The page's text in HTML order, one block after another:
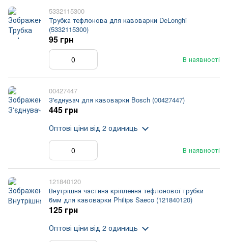
5332115300
Трубка тефлонова для кавоварки DeLonghi
(5332115300)
В наявності
95 грн
00427447
З'єднувач для кавоварки Bosch (00427447)
В наявності
445 грн
Оптові ціни від 2 одиниць
121840120
Внутрішня частина кріплення тефлонової трубки
6мм для кавоварки Philips Saeco (121840120)
125 грн
Оптові ціни від 2 одиниць